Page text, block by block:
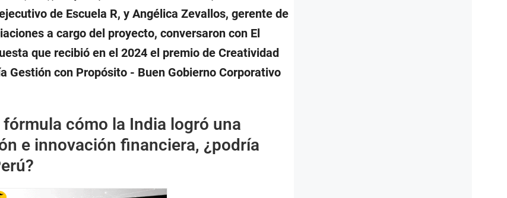
de Escuela R, y Angélica Zevallos, gerente de
a cargo del proyecto, conversaron con El
que recibió en el 2024 el premio de Creatividad
Gestión con Propósito - Buen Gobierno Corporativo
fórmula cómo la India logró una
e innovación financiera, ¿podría